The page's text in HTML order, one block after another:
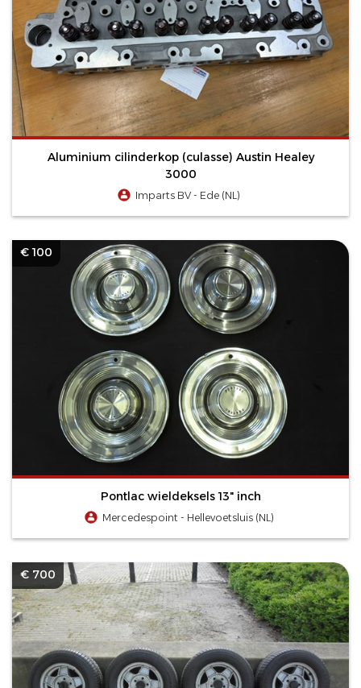
Aluminium cilinderkop (culasse) Austin Healey
3000
Imparts BV - Ede (NL)
€ 100
Pontlac wieldeksels 13" inch
Mercedespoint - Hellevoetsluis (NL)
€ 700